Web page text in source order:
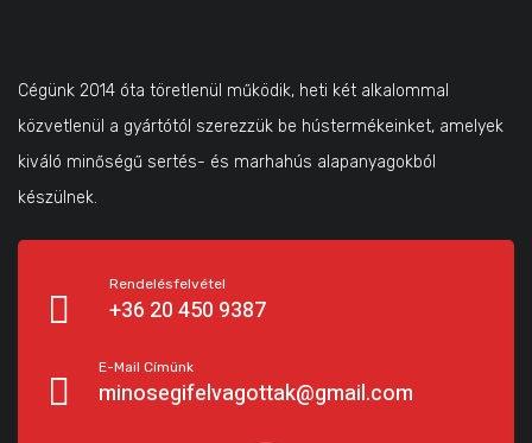
Cégünk 2014 óta töretlenül működik, heti két alkalommal
közvetlenül a gyártótól szerezzük be hústermékeinket, amelyek
kiváló minőségű sertés- és marhahús alapanyagokból
készülnek.
Rendelésfelvétel
+36 20 450 9387
E-Mail Címünk
minosegifelvagottak@gmail.com